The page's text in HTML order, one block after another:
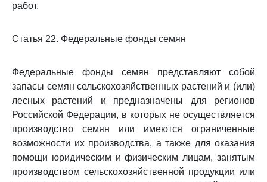
работ.
Статья 22. Федеральные фонды семян
Федеральные фонды семян представляют собой
запасы семян сельскохозяйственных растений и (или)
лесных растений и предназначены для регионов
Российской Федерации, в которых не осуществляется
производство семян или имеются ограниченные
возможности их производства, а также для оказания
помощи юридическим и физическим лицам, занятым
производством сельскохозяйственной продукции или